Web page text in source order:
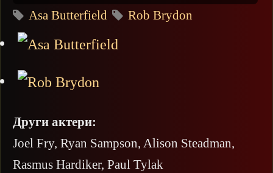
Asa Butterfield
Rob Brydon
Други актери:
Joel Fry, Ryan Sampson, Alison Steadman,
Rasmus Hardiker, Paul Tylak